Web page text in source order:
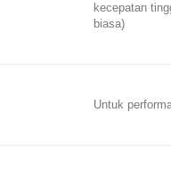
kecepatan
biasa)
Untuk